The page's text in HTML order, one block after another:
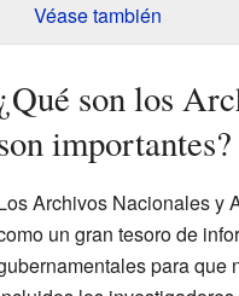
Véase también
son los
importantes?
Archivos Nacionales y
un gran tesoro de
para que